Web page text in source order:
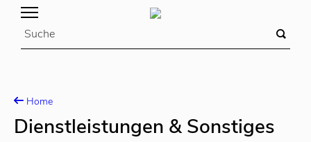
Home
Dienstleistungen & Sonstiges